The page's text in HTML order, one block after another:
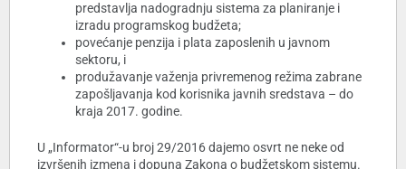
predstavlja nadogradnju sistema za planiranje i
izradu programskog budžeta;
povećanje penzija i plata zaposlenih u javnom
sektoru, i
produžavanje važenja privremenog režima zabrane
zapošljavanja kod korisnika javnih sredstava – do
kraja 2017. godine.
U „Informator“-u broj 29/2016 dajemo osvrt ne neke od
izvršenih izmena i dopuna Zakona o budžetskom sistemu.